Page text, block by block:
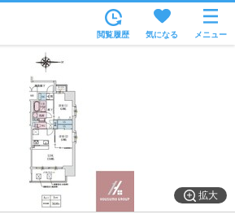
沿線・駅から
住所から
家賃相場から
通勤通学時間から
物件特集から
不動産会社から
閲覧履歴 気になる メニュー
拡大